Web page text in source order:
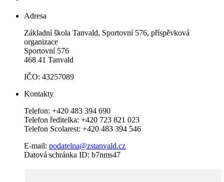
Adresa
Základní škola Tanvald, Sportovní 576, příspěvková
organizace
Sportovní 576
468 41 Tanvald
IČO: 43257089
Kontakty
Telefon: +420 483 394 690
Telefon ředitelka: +420 723 821 023
Telefon Scolarest: +420 483 394 546
E-mail: podatelna@zstanvald.cz
Datová schránka ID: b7nms47